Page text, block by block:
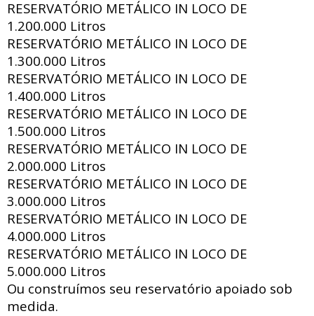
RESERVATÓRIO METÁLICO IN LOCO DE
1.200.000 Litros
RESERVATÓRIO METÁLICO IN LOCO DE
1.300.000 Litros
RESERVATÓRIO METÁLICO IN LOCO DE
1.400.000 Litros
RESERVATÓRIO METÁLICO IN LOCO DE
1.500.000 Litros
RESERVATÓRIO METÁLICO IN LOCO DE
2.000.000 Litros
RESERVATÓRIO METÁLICO IN LOCO DE
3.000.000 Litros
RESERVATÓRIO METÁLICO IN LOCO DE
4.000.000 Litros
RESERVATÓRIO METÁLICO IN LOCO DE
5.000.000 Litros
Ou construímos seu reservatório apoiado sob
medida.